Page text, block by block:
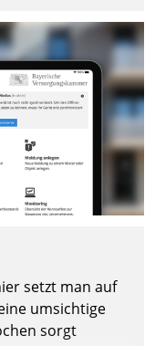
setzt man auf
umsichtige
sorgt